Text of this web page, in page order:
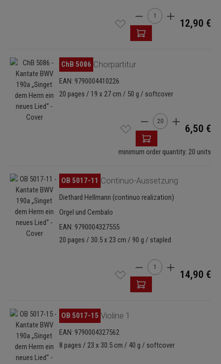
Cantidad del producto:
12,90 €
Omitir galería de imágenes
ChB 5086 Chorpartitur
EAN: 9790004410226
20 pages / 19 x 27 cm / 50 g / softcover
Cantidad del
6,50 €
minimum order quantity: 20 units
Omitir galería de imágenes
OB 5017-11 Continuo-Aussetzung
Diethard Hellmann (continuo realization)
Orgel und Cembalo
EAN: 9790004327555
20 pages / 30.5 x 23 cm / 90 g / stapled
Cantidad del producto:
14,90 €
Omitir galería de imágenes
OB 5017-15 Violine 1
EAN: 9790004327562
8 pages / 23 x 30.5 cm / 40 g / softcover